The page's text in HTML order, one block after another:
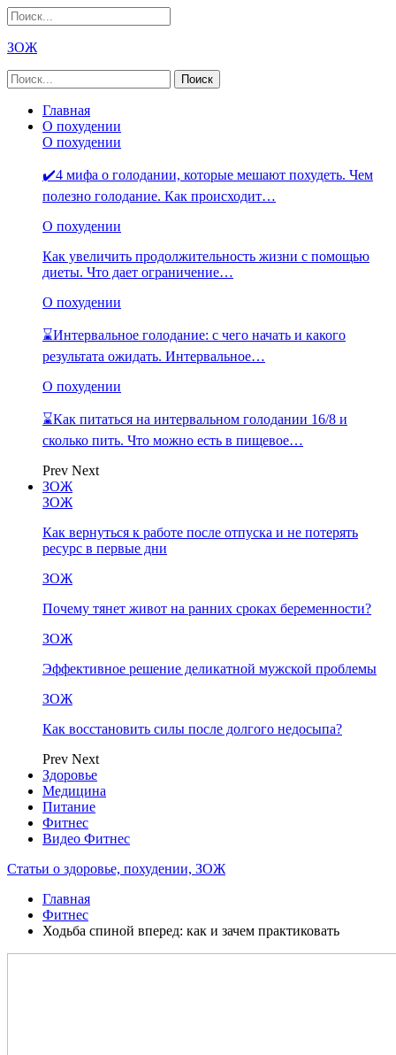
ЗОЖ
Главная
О похудении
О похудении
✔️4 мифа о голодании, которые мешают похудеть. Чем
полезно голодание. Как происходит…
О похудении
Как увеличить продолжительность жизни с помощью
диеты. Что дает ограничение…
О похудении
⌛Интервальное голодание: с чего начать и какого
результата ожидать. Интервальное…
О похудении
⌛Как питаться на интервальном голодании 16/8 и
сколько пить. Что можно есть в пищевое…
Prev Next
ЗОЖ
ЗОЖ
Как вернуться к работе после отпуска и не потерять
ресурс в первые дни
ЗОЖ
Почему тянет живот на ранних сроках беременности?
ЗОЖ
Эффективное решение деликатной мужской проблемы
ЗОЖ
Как восстановить силы после долгого недосыпа?
Prev Next
Здоровье
Медицина
Питание
Фитнес
Видео Фитнес
Статьи о здоровье, похудении, ЗОЖ
Главная
Фитнес
Ходьба спиной вперед: как и зачем практиковать